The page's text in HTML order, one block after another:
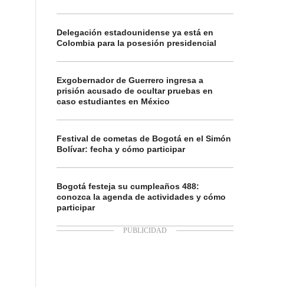
Delegación estadounidense ya está en
Colombia para la posesión presidencial
Exgobernador de Guerrero ingresa a
prisión acusado de ocultar pruebas en
caso estudiantes en México
Festival de cometas de Bogotá en el Simón
Bolívar: fecha y cómo participar
Bogotá festeja su cumpleaños 488:
conozca la agenda de actividades y cómo
participar